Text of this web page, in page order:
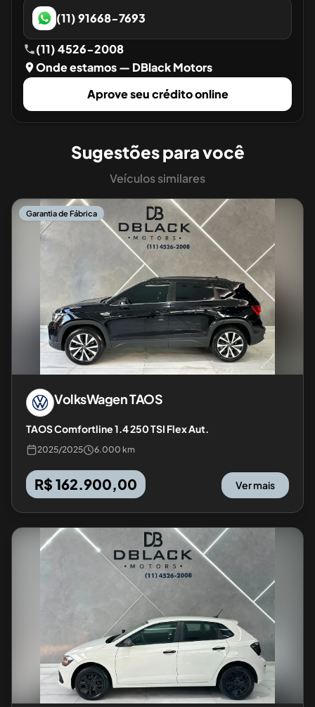
(11) 91668-7693
(11) 4526-2008
Onde estamos— DBlack Motors
Aprove seu crédito online
Sugestões para você
Veículos similares
Garantia de Fábrica
VolksWagenTAOS
TAOS Comfortline 1.4 250 TSI Flex Aut.
2025/2025 6.000 km
R$ 162.900,00 Ver mais